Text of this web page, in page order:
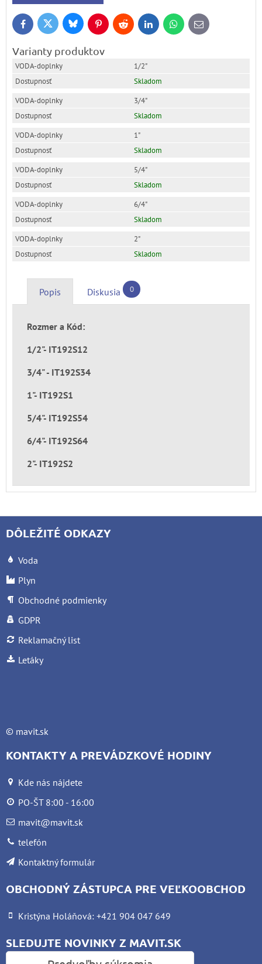
FacebookTwitter BlueskyPinterestReddit LinkedInWhatsApp
E-
mail
Varianty produktov
1/2"
Skladom
3/4"
Skladom
1"
Skladom
5/4"
Skladom
6/4"
Skladom
2"
Skladom
Popis Diskusia 0
Rozmer a Kód:
1/2"- IT192S12
3/4" - IT192S34
1"- IT192S1
5/4"- IT192S54
6/4"- IT192S64
2"- IT192S2
DÔLEŽITÉ ODKAZY
Voda
Plyn
Obchodné podmienky
GDPR
Reklamačný list
Letáky
© mavit.sk
KONTAKTY A PREVÁDZKOVÉ HODINY
Kde nás nájdete
PO-ŠT 8:00 - 16:00
mavit@mavit.sk
telefón
Kontaktný formulár
OBCHODNÝ ZÁSTUPCA PRE VEĽKOOBCHOD
Kristýna Holáňová: +421 904 047 649
SLEDUJTE NOVINKY Z MAVIT.SK